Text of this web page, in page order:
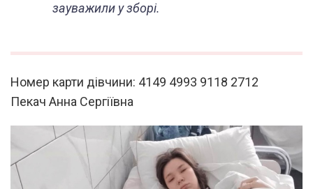
зауважили у зборі.
Номер карти дівчини: 4149 4993 9118 2712
Пекач Анна Сергіївна